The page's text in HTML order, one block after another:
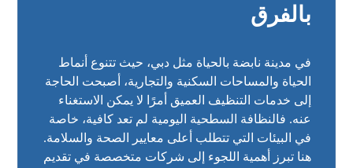
بالفرق
في مدينة نابضة بالحياة مثل دبي، حيث تتنوع أنماط
الحياة والمساحات السكنية والتجارية، أصبحت الحاجة
إلى خدمات التنظيف العميق أمرًا لا يمكن الاستغناء
عنه. فالنظافة السطحية اليومية لم تعد كافية، خاصة
في البيئات التي تتطلب أعلى معايير الصحة والسلامة.
هنا تبرز أهمية اللجوء إلى شركات متخصصة في تقديم